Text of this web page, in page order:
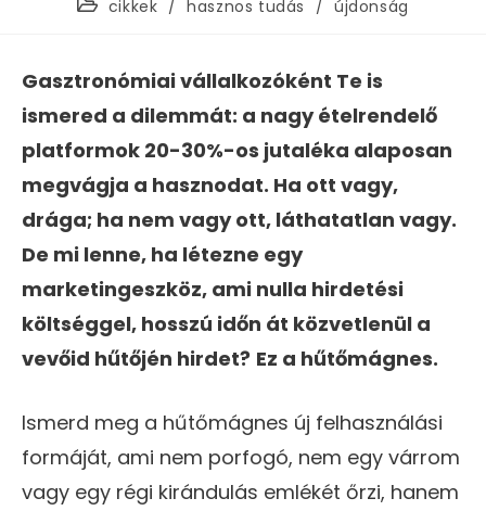
cikkek / hasznos tudás / újdonság
Gasztronómiai vállalkozóként Te is
ismered a dilemmát: a nagy ételrendelő
platformok 20-30%-os jutaléka alaposan
megvágja a hasznodat. Ha ott vagy,
drága; ha nem vagy ott, láthatatlan vagy.
De mi lenne, ha létezne egy
marketingeszköz, ami nulla hirdetési
költséggel, hosszú időn át közvetlenül a
vevőid hűtőjén hirdet? Ez a hűtőmágnes.
Ismerd meg a hűtőmágnes új felhasználási
formáját, ami nem porfogó, nem egy várrom
vagy egy régi kirándulás emlékét őrzi, hanem